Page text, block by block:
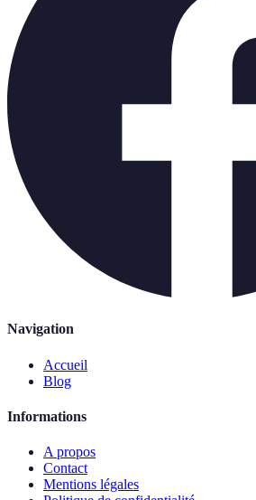
Navigation
Accueil
Blog
Informations
A propos
Contact
Mentions légales